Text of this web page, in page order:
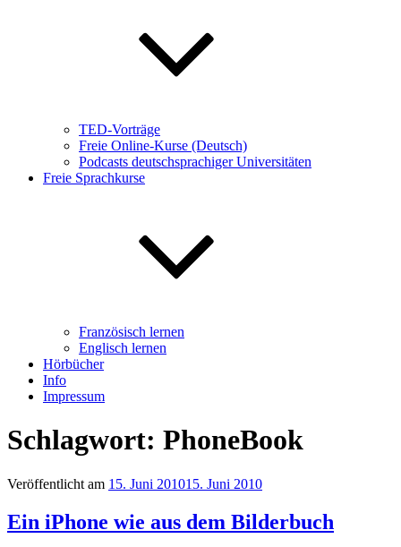
TED-Vorträge
Freie Online-Kurse (Deutsch)
Podcasts deutschsprachiger Universitäten
Freie Sprachkurse
Französisch lernen
Englisch lernen
Hörbücher
Info
Impressum
Schlagwort: PhoneBook
Veröffentlicht am 15. Juni 201015. Juni 2010
Ein iPhone wie aus dem Bilderbuch